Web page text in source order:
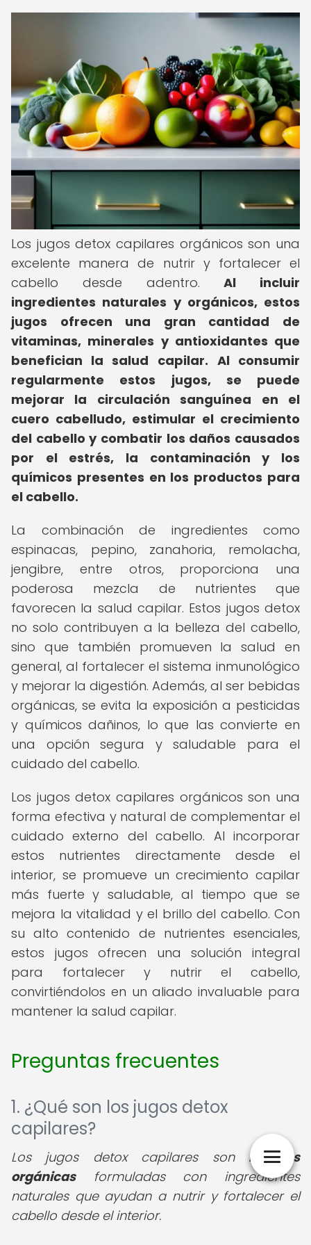
Los jugos detox capilares orgánicos son una
excelente manera de nutrir y fortalecer el
cabello desde adentro.Al incluir
ingredientes naturales y orgánicos, estos
jugos ofrecen una gran cantidad de
vitaminas, minerales y antioxidantes que
benefician la salud capilar. Al consumir
regularmente estos jugos, se puede
mejorar la circulación sanguínea en el
cuero cabelludo, estimular el crecimiento
del cabello y combatir los daños causados
por el estrés, la contaminación y los
químicos presentes en los productos para
el cabello.
La combinación de ingredientes como
espinacas, pepino, zanahoria, remolacha,
jengibre, entre otros, proporciona una
poderosa mezcla de nutrientes que
favorecen la salud capilar. Estos jugos detox
no solo contribuyen a la belleza del cabello,
sino que también promueven la salud en
general, al fortalecer el sistema inmunológico
y mejorar la digestión. Además, al ser bebidas
orgánicas, se evita la exposición a pesticidas
y químicos dañinos, lo que las convierte en
una opción segura y saludable para el
cuidado del cabello.
Los jugos detox capilares orgánicos son una
forma efectiva y natural de complementar el
cuidado externo del cabello. Al incorporar
estos nutrientes directamente desde el
interior, se promueve un crecimiento capilar
más fuerte y saludable, al tiempo que se
mejora la vitalidad y el brillo del cabello. Con
su alto contenido de nutrientes esenciales,
estos jugos ofrecen una solución integral
para fortalecer y nutrir el cabello,
convirtiéndolos en un aliado invaluable para
mantener la salud capilar.
Preguntas frecuentes
1. ¿Qué son los jugos detox
capilares?
Los jugos detox capilares son bebidas
orgánicasformuladas con ingredientes
naturales que ayudan a nutrir y fortalecer el
cabello desde el interior.